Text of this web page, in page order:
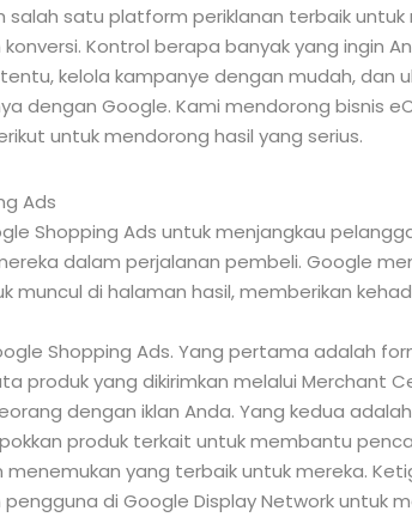
salah satu platform periklanan terbaik untuk
Kontrol berapa banyak yang ingin
kelola kampanye dengan mudah, dan
dengan Google. Kami mendorong bisnis
untuk mendorong hasil yang serius.
Ads
Shopping Ads untuk menjangkau
dalam perjalanan pembeli. Google
muncul di halaman hasil, memberikan
Shopping Ads. Yang pertama adalah
produk yang dikirimkan melalui Merchant
dengan iklan Anda. Yang kedua
produk terkait untuk membantu
menemukan yang terbaik untuk mereka.
di Google Display Network untuk